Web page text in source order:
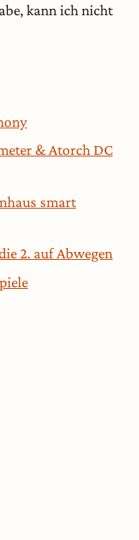
kann ich nicht
& Atorch DC
smart
2. auf Abwegen